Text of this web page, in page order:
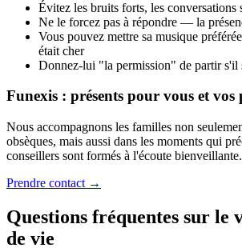
Évitez les bruits forts, les conversations
Ne le forcez pas à répondre — la
Vous pouvez mettre sa musique
était cher
Donnez-lui "la permission" de partir s'il
Funexis : présents pour vous et vos
Nous accompagnons les familles non
obsèques, mais aussi dans les moments qui
conseillers sont formés à l'écoute bienveillante.
Prendre contact →
Questions fréquentes sur le
de vie